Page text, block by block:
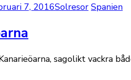
7, 2016Solresor Spanien
sagolikt vackra